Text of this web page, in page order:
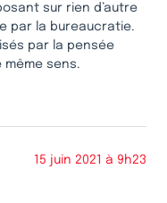
sur rien d’autre
par la bureaucratie.
par la pensée
même sens.
15 juin 2021 à 9h23